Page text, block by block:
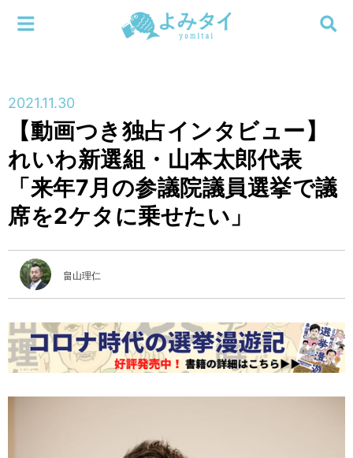
連載
新刊
特集
編集部
検索する
メニューを閉じる
2021.11.30
【動画つき独占インタビュー】
れいわ新選組・山本太郎代表
「来年7月の参議院議員選挙で議
席を2ケタに乗せたい」
畠山理仁